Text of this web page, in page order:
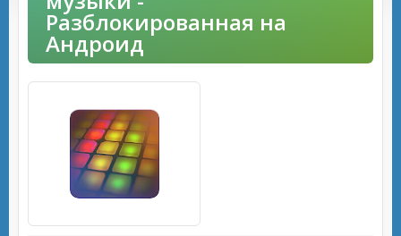
Разблокированная на
Андроид